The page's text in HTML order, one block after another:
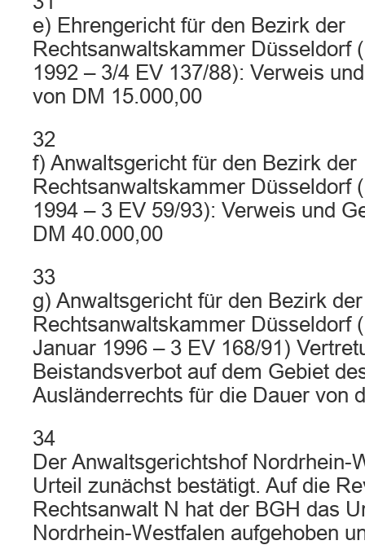
e) Ehrengericht für den Bezirk der
Rechtsanwaltskammer Düsseldorf
1992 – 3/4 EV 137/88): Verweis
von DM 15.000,00
32
f) Anwaltsgericht für den Bezirk der
Rechtsanwaltskammer Düsseldorf
1994 – 3 EV 59/93): Verweis und
DM 40.000,00
33
g) Anwaltsgericht für den Bezirk der
Rechtsanwaltskammer Düsseldorf
Januar 1996 – 3 EV 168/91)
Beistandsverbot auf dem Gebiet
Ausländerrechts für die Dauer von
34
Der Anwaltsgerichtshof Nordrhein-
Urteil zunächst bestätigt. Auf die
Rechtsanwalt N hat der BGH das
Nordrhein-Westfalen aufgehoben